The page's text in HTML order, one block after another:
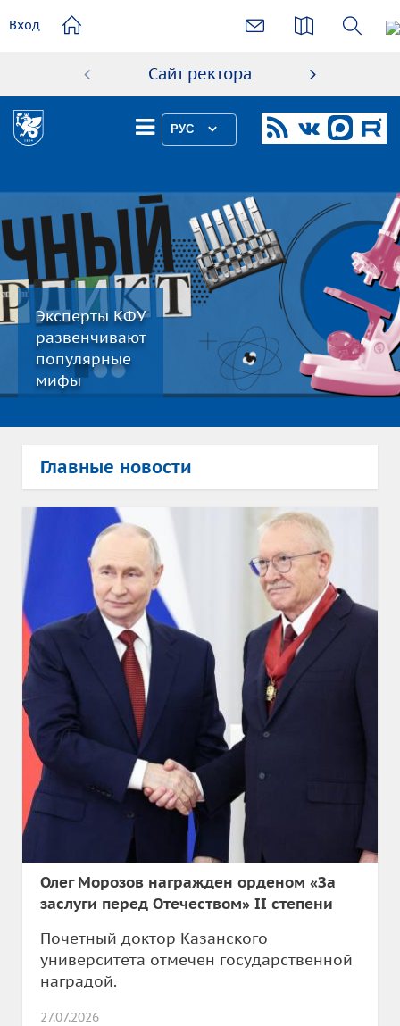
содержанию
Вход
Сайт ректора
РУС
Эксперты КФУ
развенчивают
популярные
мифы
Главные новости
Олег Морозов награжден орденом «За
заслуги перед Отечеством» II степени
Почетный доктор Казанского
университета отмечен государственной
наградой.
27.07.2026